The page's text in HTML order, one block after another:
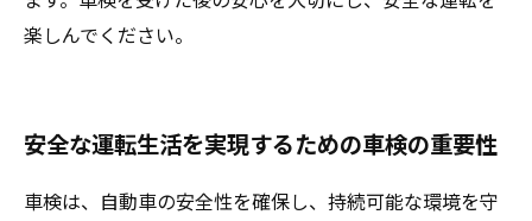
楽しんでください。
安全な運転生活を実現するための車検の重要性
車検は、自動車の安全性を確保し、持続可能な環境を守